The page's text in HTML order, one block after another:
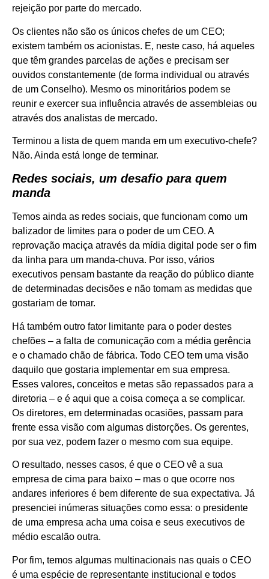
rejeição por parte do mercado.
Os clientes não são os únicos chefes de um CEO;
existem também os acionistas. E, neste caso, há aqueles
que têm grandes parcelas de ações e precisam ser
ouvidos constantemente (de forma individual ou através
de um Conselho). Mesmo os minoritários podem se
reunir e exercer sua influência através de assembleias ou
através dos analistas de mercado.
Terminou a lista de quem manda em um executivo-chefe?
Não. Ainda está longe de terminar.
Redes sociais, um desafio para quem
manda
Temos ainda as redes sociais, que funcionam como um
balizador de limites para o poder de um CEO. A
reprovação maciça através da mídia digital pode ser o fim
da linha para um manda-chuva. Por isso, vários
executivos pensam bastante da reação do público diante
de determinadas decisões e não tomam as medidas que
gostariam de tomar.
Há também outro fator limitante para o poder destes
chefões – a falta de comunicação com a média gerência
e o chamado chão de fábrica. Todo CEO tem uma visão
daquilo que gostaria implementar em sua empresa.
Esses valores, conceitos e metas são repassados para a
diretoria – e é aqui que a coisa começa a se complicar.
Os diretores, em determinadas ocasiões, passam para
frente essa visão com algumas distorções. Os gerentes,
por sua vez, podem fazer o mesmo com sua equipe.
O resultado, nesses casos, é que o CEO vê a sua
empresa de cima para baixo – mas o que ocorre nos
andares inferiores é bem diferente de sua expectativa. Já
presenciei inúmeras situações como essa: o presidente
de uma empresa acha uma coisa e seus executivos de
médio escalão outra.
Por fim, temos algumas multinacionais nas quais o CEO
é uma espécie de representante institucional e todos